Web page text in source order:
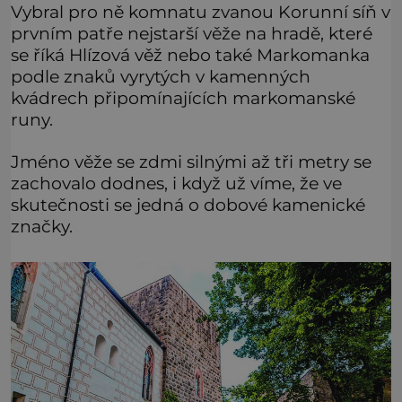
Vybral pro ně komnatu zvanou Korunní síň v
prvním patře nejstarší věže na hradě, které
se říká Hlízová věž nebo také Markomanka
podle znaků vyrytých v kamenných
kvádrech připomínajících markomanské
runy.
Jméno věže se zdmi silnými až tři metry se
zachovalo dodnes, i když už víme, že ve
skutečnosti se jedná o dobové kamenické
značky.